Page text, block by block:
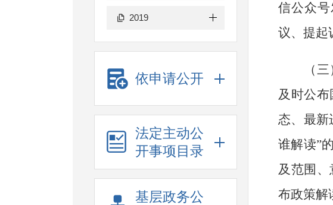
2019
依申请公开
法定主动公
开事项目录
基层政务公
信公众
议、提起
（
及时公布
态、最新
谁解读”
及范围
布政策解